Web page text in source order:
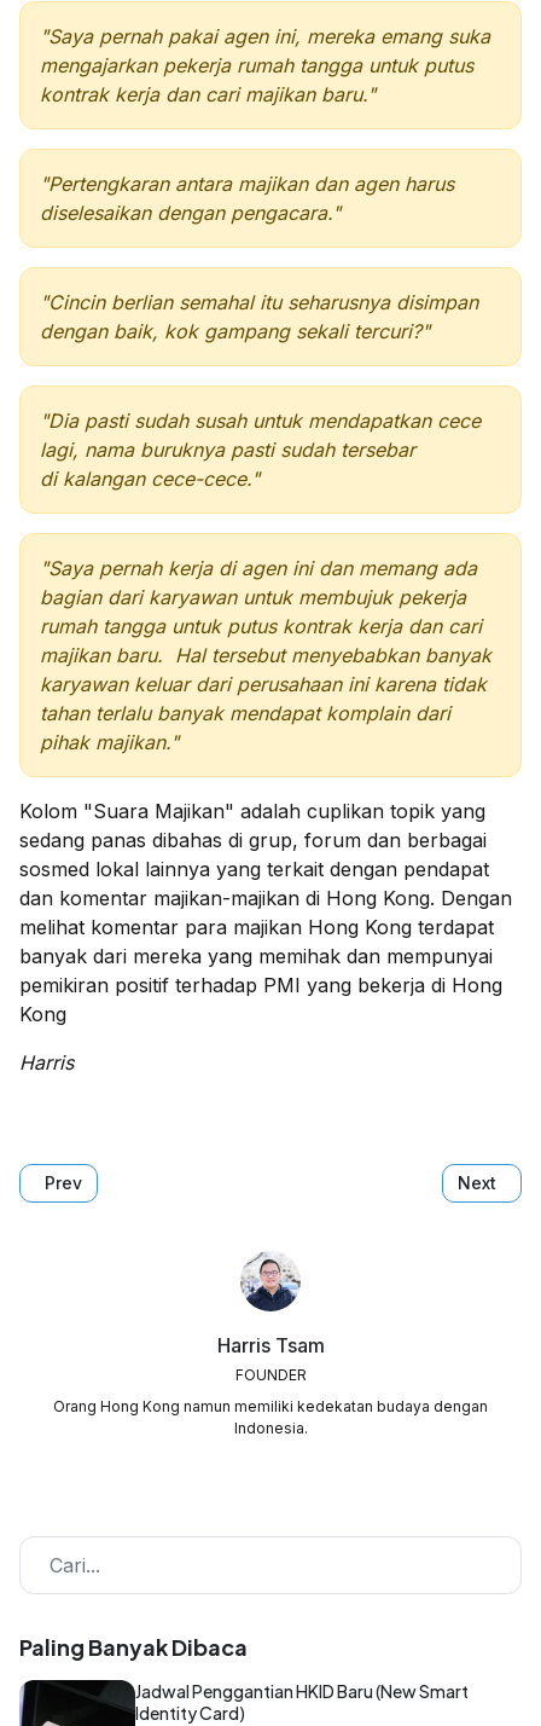
Harris Tsam
FOUNDER
Orang Hong Kong namun memiliki kedekatan budaya dengan
Indonesia.
"Saya pernah pakai agen ini, mereka emang suka
mengajarkan pekerja rumah tangga untuk putus
kontrak kerja dan cari majikan baru."
"Pertengkaran antara majikan dan agen harus
diselesaikan dengan pengacara."
"Cincin berlian semahal itu seharusnya disimpan
dengan baik, kok gampang sekali tercuri?"
"Dia pasti sudah susah untuk mendapatkan cece
lagi, nama buruknya pasti sudah tersebar
di kalangan cece-cece."
"Saya pernah kerja di agen ini dan memang ada
bagian dari karyawan untuk membujuk pekerja
rumah tangga untuk putus kontrak kerja dan cari
majikan baru. Hal tersebut menyebabkan banyak
karyawan keluar dari perusahaan ini karena tidak
tahan terlalu banyak mendapat komplain dari
pihak majikan."
Kolom "Suara Majikan" adalah cuplikan topik yang
sedang panas dibahas di grup, forum dan berbagai
sosmed lokal lainnya yang terkait dengan pendapat
dan komentar majikan-majikan di Hong Kong. Dengan
melihat komentar para majikan Hong Kong terdapat
banyak dari mereka yang memihak dan mempunyai
pemikiran positif terhadap PMI yang bekerja di Hong
Kong
Harris
Previous article: Suara Majikan: Cerita Seorang Majikan
Prev Next
Next
Paling Banyak Dibaca
Jadwal Penggantian HKID Baru (New Smart
Identity Card)